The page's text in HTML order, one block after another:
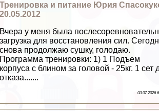
Тренировка и питание Юрия
20.05.2012
Вчера у меня была
загрузка для восстановления сил.
снова продолжаю сушку, голодаю.
Программа тренировки: 1) 1 Подъем
корпуса с блином за головой - 25кг. 1 сет
отказа.......
03 07 2026